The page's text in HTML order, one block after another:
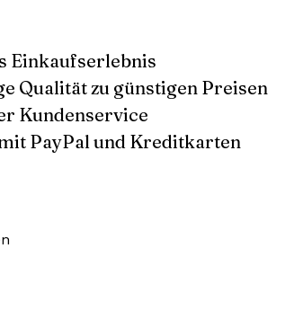
Einkaufserlebnis
Qualität zu günstigen Preisen
Kundenservice
PayPal und Kreditkarten